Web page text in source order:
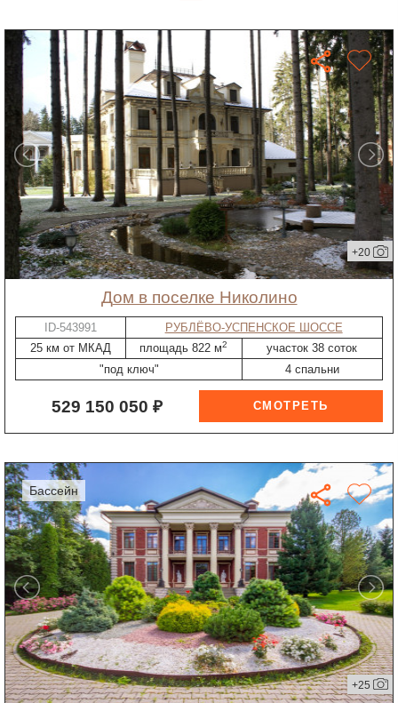
+20
дом в поселке Николино
ID-543991
РУБЛЁВО-УСПЕНСКОЕ ШОССЕ
25 км от МКАД
площадь 822 м2
участок 38 соток
"под ключ"
4 спальни
529 150 050 ₽
бассейн
+25